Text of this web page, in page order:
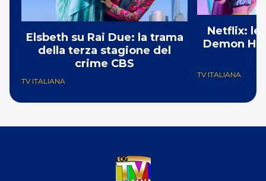
Elsbeth su Rai Due: la trama
della terza stagione del
crime CBS
TV ITALIANA
Netflix: le
Demon
TV ITALIANA